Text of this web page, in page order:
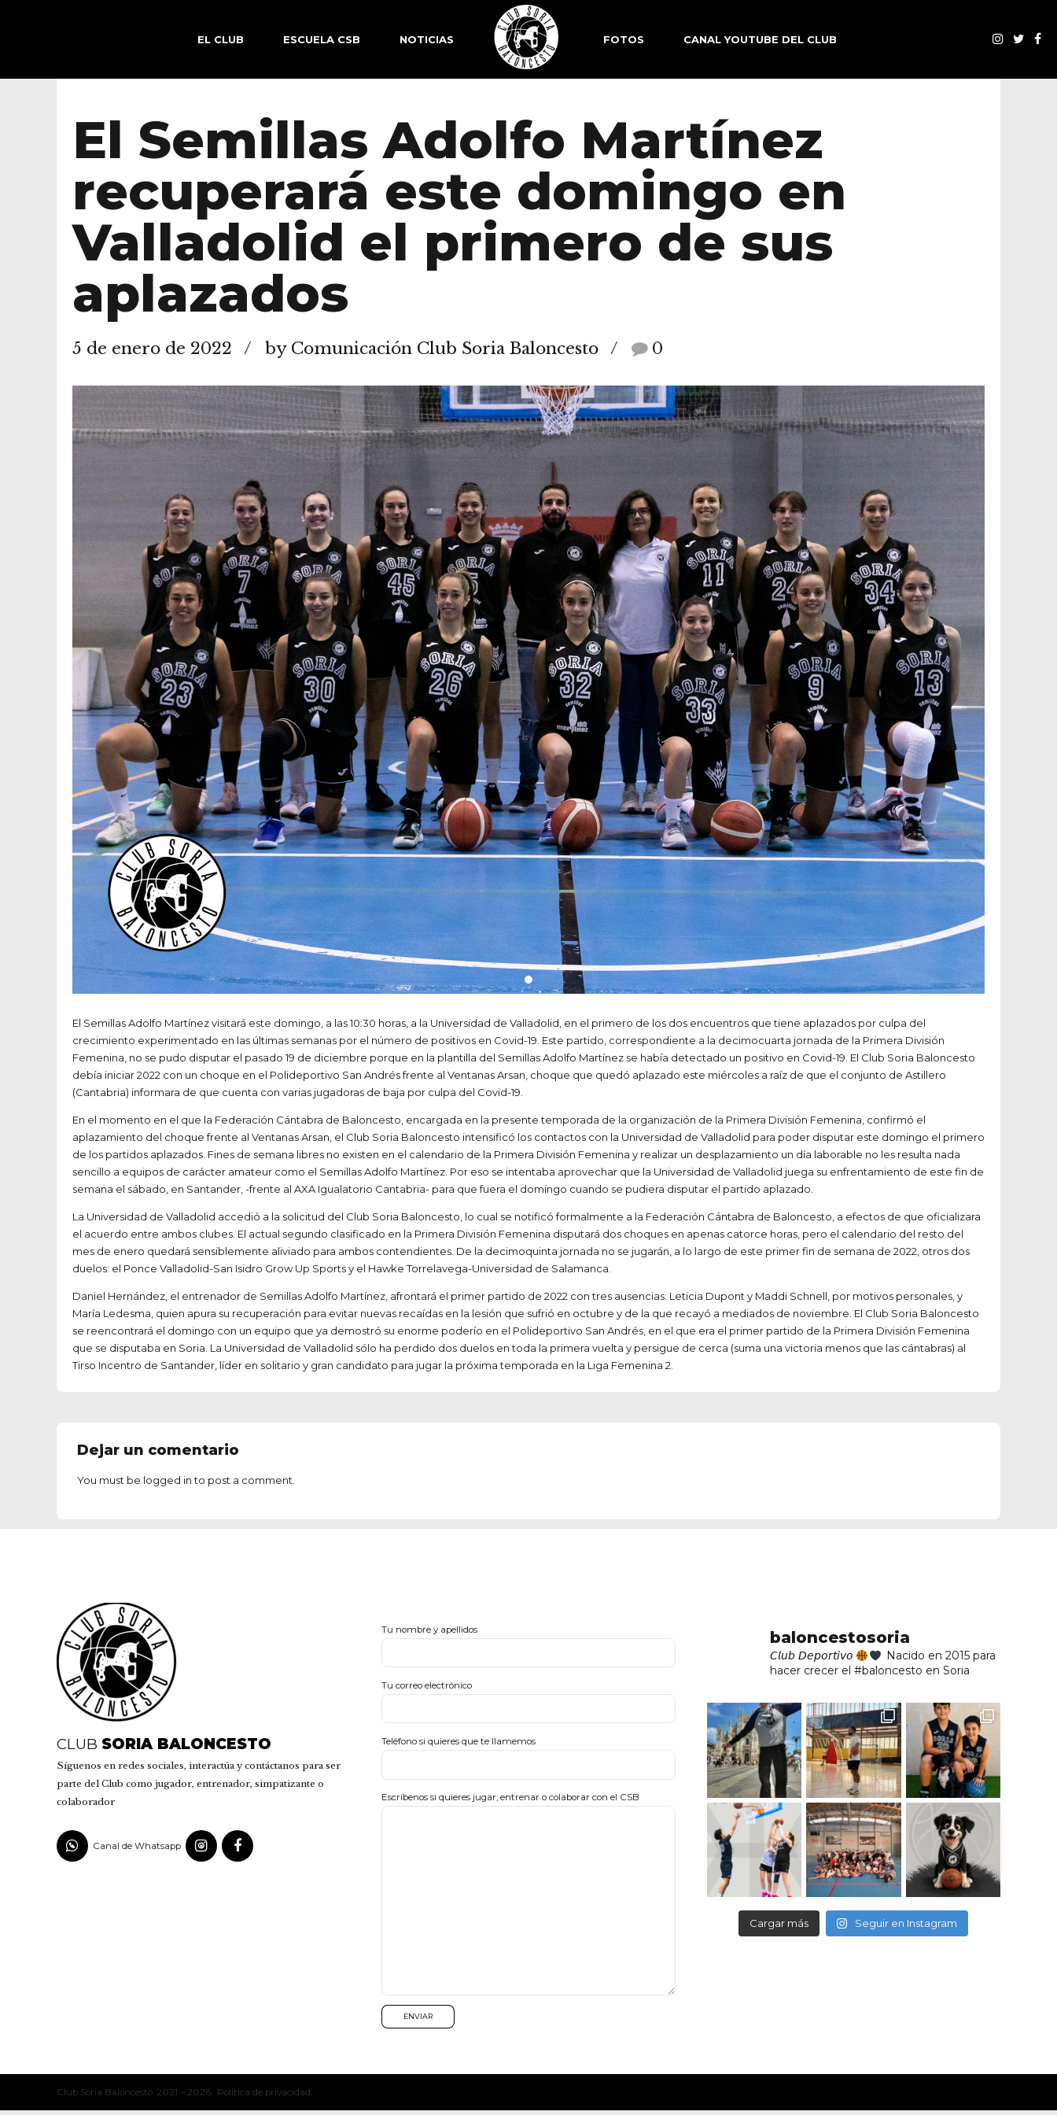
EL CLUB ESCUELA CSB NOTICIAS FOTOS CANAL YOUTUBE DEL CLUB
El Semillas Adolfo Martínez
recuperará este domingo en
Valladolid el primero de sus
aplazados
5 de enero de 2022 by Comunicación Club Soria Baloncesto 0
El Semillas Adolfo Martínez visitará este domingo, a las 10:30 horas, a la Universidad de Valladolid, en el primero de los dos encuentros que tiene aplazados por culpa del
crecimiento experimentado en las últimas semanas por el número de positivos en Covid-19. Este partido, correspondiente a la decimocuarta jornada de la Primera División
Femenina, no se pudo disputar el pasado 19 de diciembre porque en la plantilla del Semillas Adolfo Martínez se había detectado un positivo en Covid-19. El Club Soria Baloncesto
debía iniciar 2022 con un choque en el Polideportivo San Andrés frente al Ventanas Arsan, choque que quedó aplazado este miércoles a raíz de que el conjunto de Astillero
(Cantabria) informara de que cuenta con varias jugadoras de baja por culpa del Covid-19.
En el momento en el que la Federación Cántabra de Baloncesto, encargada en la presente temporada de la organización de la Primera División Femenina, confirmó el
aplazamiento del choque frente al Ventanas Arsan, el Club Soria Baloncesto intensificó los contactos con la Universidad de Valladolid para poder disputar este domingo el primero
de los partidos aplazados. Fines de semana libres no existen en el calendario de la Primera División Femenina y realizar un desplazamiento un día laborable no les resulta nada
sencillo a equipos de carácter amateur como el Semillas Adolfo Martínez. Por eso se intentaba aprovechar que la Universidad de Valladolid juega su enfrentamiento de este fin de
semana el sábado, en Santander, -frente al AXA Igualatorio Cantabria- para que fuera el domingo cuando se pudiera disputar el partido aplazado.
La Universidad de Valladolid accedió a la solicitud del Club Soria Baloncesto, lo cual se notificó formalmente a la Federación Cántabra de Baloncesto, a efectos de que oficializara
el acuerdo entre ambos clubes. El actual segundo clasificado en la Primera División Femenina disputará dos choques en apenas catorce horas, pero el calendario del resto del
mes de enero quedará sensiblemente aliviado para ambos contendientes. De la decimoquinta jornada no se jugarán, a lo largo de este primer fin de semana de 2022, otros dos
duelos: el Ponce Valladolid-San Isidro Grow Up Sports y el Hawke Torrelavega-Universidad de Salamanca.
Daniel Hernández, el entrenador de Semillas Adolfo Martínez, afrontará el primer partido de 2022 con tres ausencias: Leticia Dupont y Maddi Schnell, por motivos personales, y
María Ledesma, quien apura su recuperación para evitar nuevas recaídas en la lesión que sufrió en octubre y de la que recayó a mediados de noviembre. El Club Soria Baloncesto
se reencontrará el domingo con un equipo que ya demostró su enorme poderío en el Polideportivo San Andrés, en el que era el primer partido de la Primera División Femenina
que se disputaba en Soria. La Universidad de Valladolid sólo ha perdido dos duelos en toda la primera vuelta y persigue de cerca (suma una victoria menos que las cántabras) al
Tirso Incentro de Santander, líder en solitario y gran candidato para jugar la próxima temporada en la Liga Femenina 2.
Dejar un comentario
You must be logged into post a comment.
CLUB SORIA BALONCESTO
Síguenos en redes sociales, interactúa y contáctanos para ser
parte del Club como jugador, entrenador, simpatizante o
colaborador
Canal de Whatsapp
Tu nombre y apellidos
Tu correo electrónico
Teléfono si quieres que te llamemos
Escríbenos si quieres jugar, entrenar o colaborar con el CSB
baloncestosoria
𝘊𝘭𝘶𝘣 𝘋𝘦𝘱𝘰𝘳𝘵𝘪𝘷𝘰
Nacido en 2015 para
hacer crecer el #baloncesto en Soria
Cargar más Seguir en Instagram
Club Soria Baloncesto. 2021 – 2026. Política de privacidad.